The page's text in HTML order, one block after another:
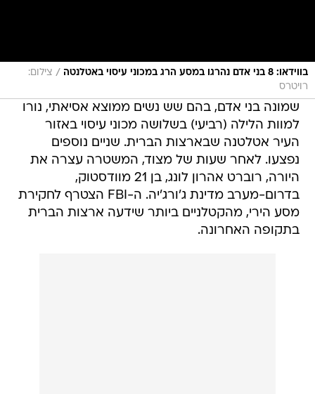
בווידאו: 8 בני אדם נהרגו במסע הרג במכוני עיסוי באטלנטה / צילום:
רויטרס
שמונה בני אדם, בהם שש נשים ממוצא אסיאתי, נורו
למוות הלילה (רביעי) בשלושה מכוני עיסוי באזור
העיר אטלטנה שבארצות הברית. שניים נוספים
נפצעו. לאחר שעות של מצוד, המשטרה עצרה את
היורה, רוברט אהרון לונג, בן 21 מוודסטוק,
בדרום-מערב מדינת ג'ורג'יה. ה-FBI הצטרף לחקירת
מסע הירי, מהקטלניים ביותר שידעה ארצות הברית
בתקופה האחרונה.